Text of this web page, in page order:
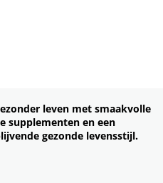
leven met smaakvolle
supplementen en een
gezonde levensstijl.